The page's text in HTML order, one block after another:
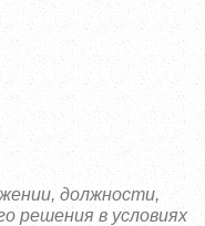
должности,
решения в условиях